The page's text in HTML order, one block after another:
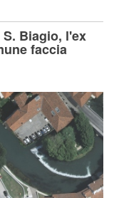
Biagio, l'ex
faccia